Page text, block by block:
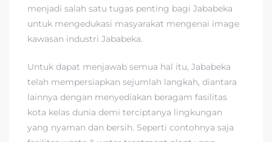
menjadi salah satu tugas penting bagi Jababeka
untuk mengedukasi masyarakat mengenai image
kawasan industri Jababeka.
Untuk dapat menjawab semua hal itu, Jababeka
telah mempersiapkan sejumlah langkah, diantara
lainnya dengan menyediakan beragam fasilitas
kota kelas dunia demi terciptanya lingkungan
yang nyaman dan bersih. Seperti contohnya saja